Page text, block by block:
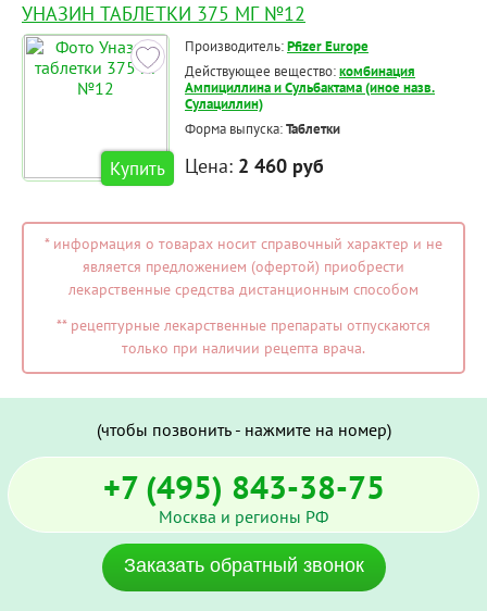
УНАЗИН ТАБЛЕТКИ 375 МГ №12
Купить
Производитель:Pfizer Europe
Действующее вещество:комбинация
Ампициллина и Сульбактама (иное назв.
Сулациллин)
Форма выпуска:Таблетки
Цена: 2 460 руб
* информация о товарах носит справочный характер и не
является предложением (офертой) приобрести
лекарственные средства дистанционным способом
** рецептурные лекарственные препараты отпускаются
только при наличии рецепта врача.
(чтобы позвонить - нажмите на номер)
+7 (495) 843-38-75
Москва и регионы РФ
Заказать обратный звонок